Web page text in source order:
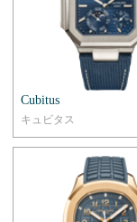
Cubitus
キュビタス